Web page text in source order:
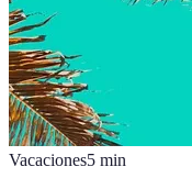
Vacaciones5 min